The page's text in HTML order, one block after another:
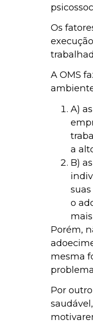
Os
A OMS
A) as
a
B) as
o
Porém,
mesma
Por